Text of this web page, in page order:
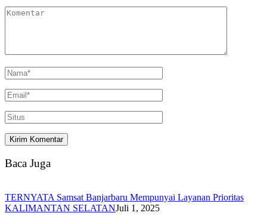
Baca Juga
TERNYATA Samsat Banjarbaru Mempunyai Layanan Prioritas
KALIMANTAN SELATANJuli 1, 2025